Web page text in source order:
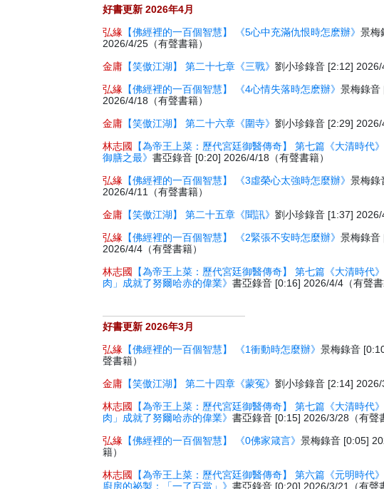
好書更新 2026年4月
弘緣 【佛經裡的一百個智慧】 《5心中充滿仇恨時怎麽辦》景梅
2026/4/25（有聲書籍）
金庸 【笑傲江湖】 第二十七章《三戰》劉小珍錄音 [2:12] 2026/
弘緣 【佛經裡的一百個智慧】 《4心情失落時怎麽辦》景梅錄音
2026/4/18（有聲書籍）
金庸 【笑傲江湖】 第二十六章《圍寺》劉小珍錄音 [2:29] 2026/
林志國
【為帝王上菜：歷代宮廷御醫傳奇】 第七篇《大清時代
御膳之最》書亞錄音 [0:20] 2026/4/18（有聲書籍）
弘緣 【佛經裡的一百個智慧】 《3虛榮心太強時怎麼辦》景梅錄
2026/4/11（有聲書籍）
金庸 【笑傲江湖】 第二十五章《聞訊》劉小珍錄音 [1:37] 2026/
弘緣 【佛經裡的一百個智慧】 《2緊張不安時怎麼辦》景梅錄音
2026/4/4（有聲書籍）
林志國
【為帝王上菜：歷代宮廷御醫傳奇】 第七篇《大清時代
肉」成就了努爾哈赤的偉業》書亞錄音 [0:16] 2026/4/4（有聲書
好書更新 2026年3月
弘緣 【佛經裡的一百個智慧】 《1衝動時怎麼辦》景梅錄音
聲書籍）
金庸 【笑傲江湖】 第二十四章《蒙冤》劉小珍錄音 [2:14] 2026/
林志國
【為帝王上菜：歷代宮廷御醫傳奇】 第七篇《大清時代
肉」成就了努爾哈赤的偉業》書亞錄音 [0:15] 2026/3/28（有聲
弘緣 【佛經裡的一百個智慧】 《0佛家箴言》景梅錄音 [0:05]
籍）
林志國
【為帝王上菜：歷代宮廷御醫傳奇】 第六篇《元明時代
廚房的祕製：「一了百當」》書亞錄音 [0:20] 2026/3/21（有聲